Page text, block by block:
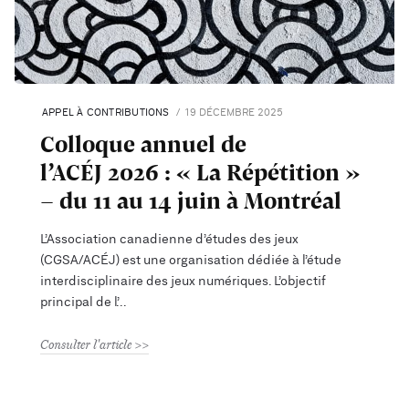
APPEL À CONTRIBUTIONS 19 DÉCEMBRE 2025
Colloque annuel de
l’ACÉJ 2026 : « La Répétition »
– du 11 au 14 juin à Montréal
L’Association canadienne d’études des jeux
(CGSA/ACÉJ) est une organisation dédiée à l’étude
interdisciplinaire des jeux numériques. L’objectif
principal de l’
Consulter l'article